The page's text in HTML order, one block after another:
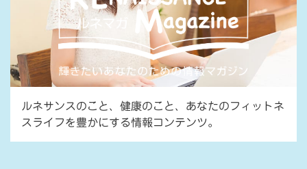
ルネサンスのこと、健康のこと、あなたのフィットネ
スライフを豊かにする情報コンテンツ。